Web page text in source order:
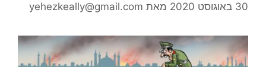
30 באוגוסט 2020 מאת yehezkeally@gmail.com